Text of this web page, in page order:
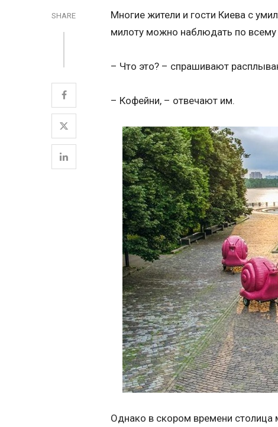
SHARE
Многие жители и гости Киева с
милоту можно наблюдать по всему
– Что это? – спрашивают
– Кофейни, – отвечают им.
Однако в скором времени столица